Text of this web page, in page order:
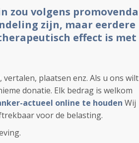
zou volgens promovenda
zijn, maar eerdere
effect is met
plaatsen enz. Als u ons wilt
donatie. Elk bedrag is welkom
actueel online te houden Wij
voor de belasting.